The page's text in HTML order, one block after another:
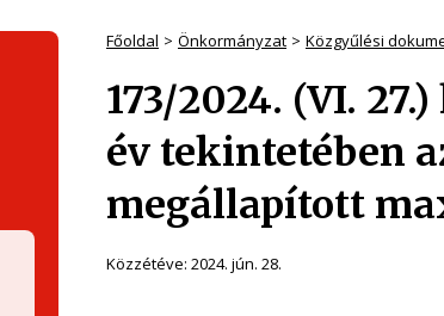
Főoldal Önkormányzat Közgyűlési
173/2024. (VI.
év tekintetében
megállapított
Közzétéve: 2024. jún. 28.